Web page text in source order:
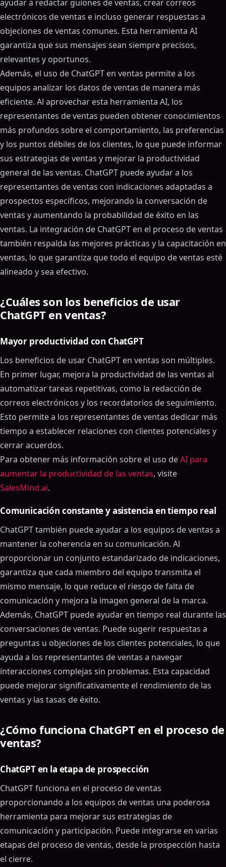
ayudar a redactar guiones de ventas, crear correos
electrónicos de ventas e incluso generar respuestas a
objeciones de ventas comunes. Esta herramienta AI
garantiza que sus mensajes sean siempre precisos,
relevantes y oportunos.
Además, el uso de ChatGPT en ventas permite a los
equipos analizar los datos de ventas de manera más
eficiente. Al aprovechar esta herramienta AI, los
representantes de ventas pueden obtener conocimientos
más profundos sobre el comportamiento, las preferencias
y los puntos débiles de los clientes, lo que puede informar
sus estrategias de ventas y mejorar la productividad
general de las ventas. ChatGPT puede ayudar a los
representantes de ventas con indicaciones adaptadas a
prospectos específicos, mejorando la conversación de
ventas y aumentando la probabilidad de éxito en las
ventas. La integración de ChatGPT en el proceso de ventas
también respalda las mejores prácticas y la capacitación en
ventas, lo que garantiza que todo el equipo de ventas esté
alineado y sea efectivo.
¿Cuáles son los beneficios de usar
ChatGPT en ventas?
Mayor productividad con ChatGPT
Los beneficios de usar ChatGPT en ventas son múltiples.
En primer lugar, mejora la productividad de las ventas al
automatizar tareas repetitivas, como la redacción de
correos electrónicos y los recordatorios de seguimiento.
Esto permite a los representantes de ventas dedicar más
tiempo a establecer relaciones con clientes potenciales y
cerrar acuerdos.
Para obtener más información sobre el uso deAI para
aumentar la productividad de las ventas, visite
SalesMind.ai.
Comunicación constante y asistencia en tiempo real
ChatGPT también puede ayudar a los equipos de ventas a
mantener la coherencia en su comunicación. Al
proporcionar un conjunto estandarizado de indicaciones,
garantiza que cada miembro del equipo transmita el
mismo mensaje, lo que reduce el riesgo de falta de
comunicación y mejora la imagen general de la marca.
Además, ChatGPT puede ayudar en tiempo real durante las
conversaciones de ventas. Puede sugerir respuestas a
preguntas u objeciones de los clientes potenciales, lo que
ayuda a los representantes de ventas a navegar
interacciones complejas sin problemas. Esta capacidad
puede mejorar significativamente el rendimiento de las
ventas y las tasas de éxito.
¿Cómo funciona ChatGPT en el proceso de
ventas?
ChatGPT en la etapa de prospección
ChatGPT funciona en el proceso de ventas
proporcionando a los equipos de ventas una poderosa
herramienta para mejorar sus estrategias de
comunicación y participación. Puede integrarse en varias
etapas del proceso de ventas, desde la prospección hasta
el cierre.